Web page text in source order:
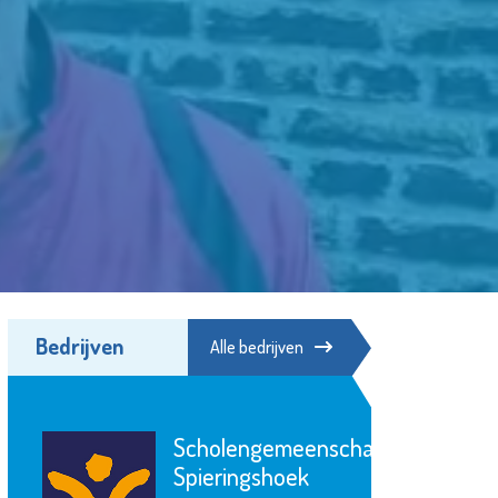
Bedrijven Alle bedrijven
Scholengemeenschap
Spieringshoek